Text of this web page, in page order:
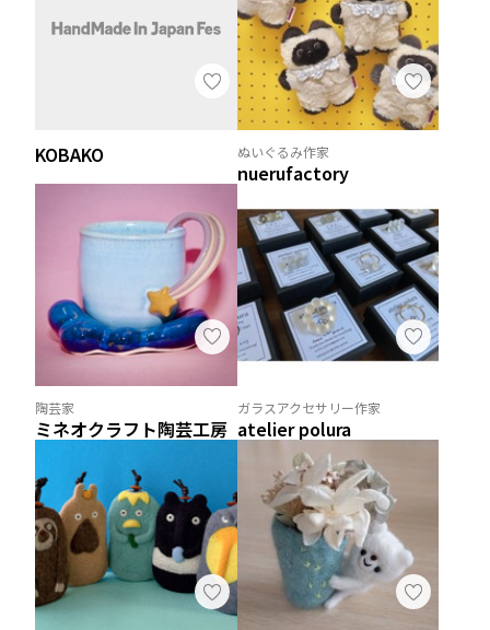
KOBAKO ぬいぐるみ作家
nuerufactory
陶芸家
ミネオクラフト陶芸工房
ガラスアクセサリー作家
atelier polura